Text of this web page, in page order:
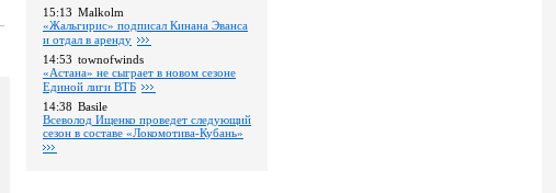
15:13 Malkolm
«Жальгирис» подписал Кинана Эванса
и отдал в аренду
14:53 townofwinds
«Астана» не сыграет в новом сезоне
Единой лиги ВТБ
14:38 Basile
Всеволод Ищенко проведет следующий
сезон в составе «Локомотива-Кубань»